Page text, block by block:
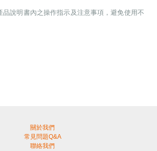
品說明書內之操作指示及注意事項，避免使用不
關於我們
常見問題Q&A
聯絡我們